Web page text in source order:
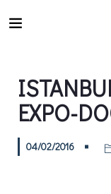
EXPO-
04/02/2016